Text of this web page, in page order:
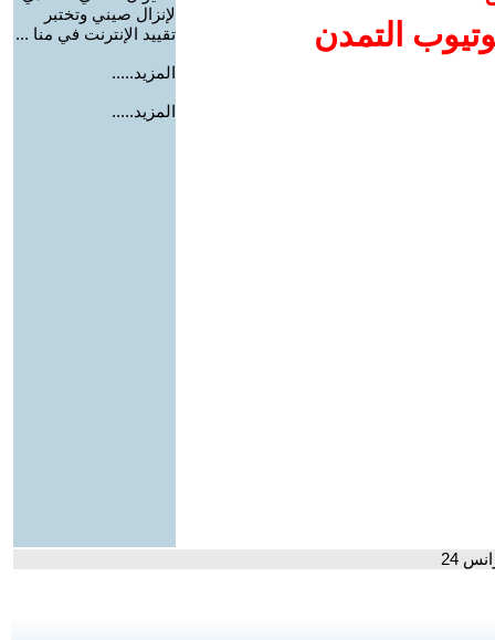
التمدن
لإنزال صيني وتختبر
تقييد الإنترنت في منا ...
المزيد.....
المزيد.....
24